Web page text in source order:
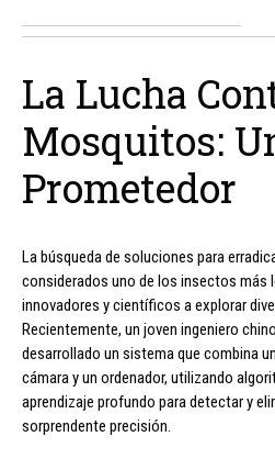
La Lucha
Mosquitos:
Prometedor
La búsqueda de soluciones para
considerados uno de los insectos más
innovadores y científicos a explorar
Recientemente, un joven ingeniero
desarrollado un sistema que combina
cámara y un ordenador, utilizando
aprendizaje profundo para detectar y
sorprendente precisión.